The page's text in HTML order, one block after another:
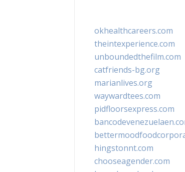
okhealthcareers.com
theintexperience.com
unboundedthefilm.com
catfriends-bg.org
marianlives.org
waywardtees.com
pidfloorsexpress.com
hingstonnt.com
chooseagender.com